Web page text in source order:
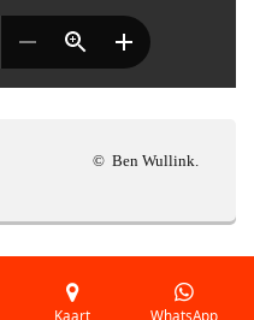
© Ben Wullink.
Kaart WhatsApp